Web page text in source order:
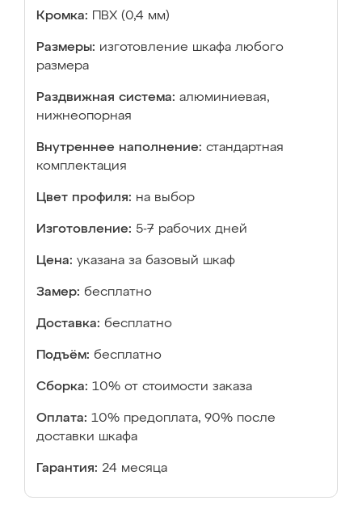
Кромка: ПВХ (0,4 мм)
Размеры: изготовление шкафа любого
размера
Раздвижная система: алюминиевая,
нижнеопорная
Внутреннее наполнение: стандартная
комплектация
Цвет профиля: на выбор
Изготовление: 5-7 рабочих дней
Цена: указана за базовый шкаф
Замер: бесплатно
Доставка: бесплатно
Подъём: бесплатно
Сборка: 10% от стоимости заказа
Оплата: 10% предоплата, 90% после
доставки шкафа
Гарантия: 24 месяца